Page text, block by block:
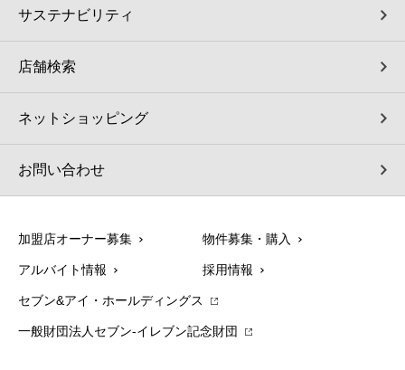
サステナビリティ
店舗検索
ネットショッピング
お問い合わせ
加盟店オーナー募集 物件募集・購入
アルバイト情報 採用情報
セブン&アイ・ホールディングス
一般財団法人セブン-イレブン記念財団